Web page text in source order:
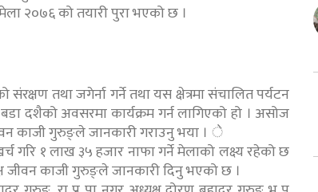
२०७६ को तयारी पुरा भएको छ ।
तथा जगेर्ना गर्ने तथा यस क्षेत्रमा संचालित पर्यटन
बडा दशैको अवसरमा कार्यक्रम गर्न लागिएको हो । असोज
काजी गुरुङ्ले जानकारी गराउनु भया ।
गरि १ लाख ३५ हजार नाफा गर्ने मेलाको लक्ष्य रहेको छ
जीवन काजी गुरुङ्ले जानकारी दिनु भएको छ ।